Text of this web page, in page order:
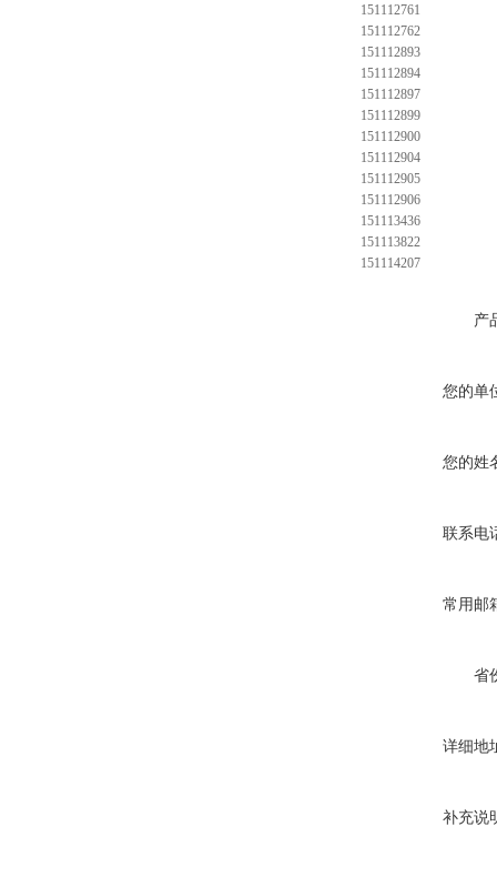
151112761
151112762
151112893
151112894
151112897
151112899
151112900
151112904
151112905
151112906
151113436
151113822
151114207
产
您的单
您的姓
联系电
常用邮
省
详细地
补充说